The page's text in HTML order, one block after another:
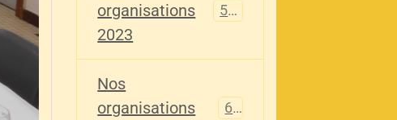
organisations
2023
567
Nos
organisations
61